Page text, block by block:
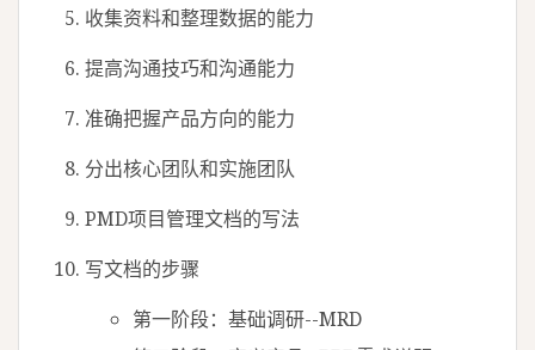
收集资料和整理数据的能力
提高沟通技巧和沟通能力
准确把握产品方向的能力
分出核心团队和实施团队
PMD项目管理文档的写法
写文档的步骤
第一阶段：基础调研--MRD